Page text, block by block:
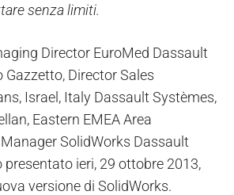
senza limiti.
Director EuroMed Dassault
Director Sales
Israel, Italy Dassault Systèmes,
Eastern EMEA Area
SolidWorks Dassault
presentato ieri, 29 ottobre 2013,
versione di SolidWorks.